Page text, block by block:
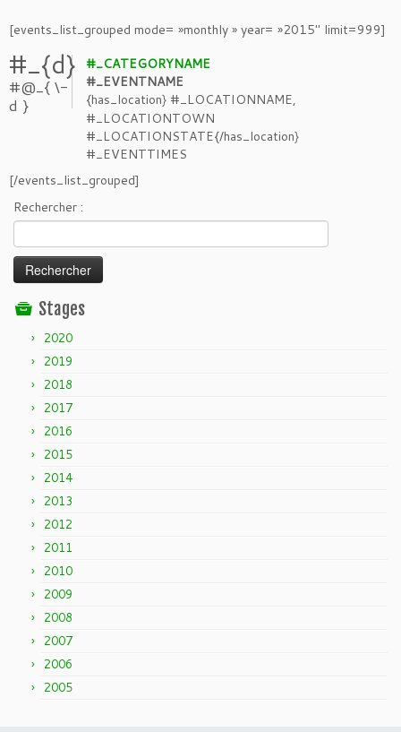
[events_list_grouped mode= »monthly » year= »2015″ limit=999]
#_{d}
#@_{ \-
d }
#_CATEGORYNAME
#_EVENTNAME
{has_location} #_LOCATIONNAME,
#_LOCATIONTOWN
#_LOCATIONSTATE{/has_location}
#_EVENTTIMES
[/events_list_grouped]
Rechercher :
Stages
2020
2019
2018
2017
2016
2015
2014
2013
2012
2011
2010
2009
2008
2007
2006
2005